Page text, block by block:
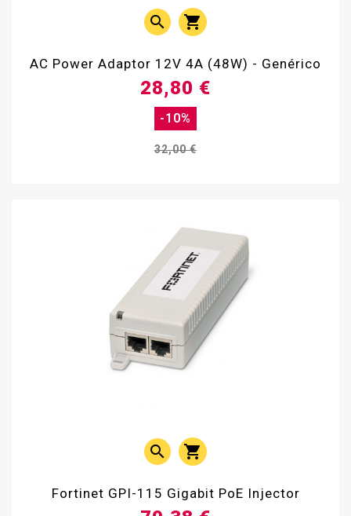
 
AC Power Adaptor 12V 4A (48W) - Genérico
32,00 €
-10%
28,80 €
 
Fortinet GPI-115 Gigabit PoE Injector